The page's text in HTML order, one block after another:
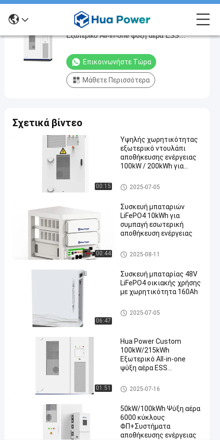
Hua
Power
Custom
100kW/215kWh
one
Υπουργείο
LiFePO4
Συστήματα
αποθήκευσης
ενέργειας
μπαταρίας
307
απόψεις
Επικοινωνήστε
τώρα
#
containerized
battery
containerized
energy
Hua Power Custom 100kW/215kWh
Εξωτερικό All-in-one ψύξη αέρα ESS
αποθήκευσης ενέργειας μπαταρίας
Επικοινωνήστε Τώρα
Μάθετε Περισσότερα
Σχετικά βίντεο
00:15
Υψηλής χωρητικότητας
εξωτερικό ντουλάπι
αποθήκευσης ενέργειας
100kW / 200kWh για
σχέδιο
ντουλάπι αποθήκευσης ενέρ
γειας
2025-07-05
00:44
Συσκευή μπαταριών
LiFePO4 10kWh για
συμπαγή εσωτερική
αποθήκευση ενέργειας
ντουλάπι αποθήκευσης ενέρ
γειας
2025-08-11
06:47
Συσκευή μπαταρίας 48V
LiFePO4 οικιακής χρήσης
με χωρητικότητα 160Ah
Σύστημα αποθήκευσης ενέρ
γειας στο σπίτι
2025-07-05
01:51
Hua Power Custom
100kW/215kWh
Εξωτερικό All-in-one
ψύξη αέρα ESS
Συστήματα αποθήκευσης
ενέργειας μπαταρίας
ντουλάπι αποθήκευσης ενέρ
γειας
2025-07-16
50kW/100kWh Ψύξη αέρα
6000 κύκλους
ΦΠ+Συστήματα
αποθήκευσης ενέργειας